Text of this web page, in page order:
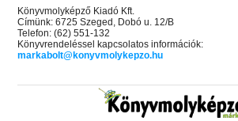
Könyvmolyképző Kiadó Kft.
Címünk: 6725 Szeged, Dobó u. 12/B
Telefon: (62) 551-132
Könyvrendeléssel kapcsolatos információk:
markabolt@konyvmolykepzo.hu